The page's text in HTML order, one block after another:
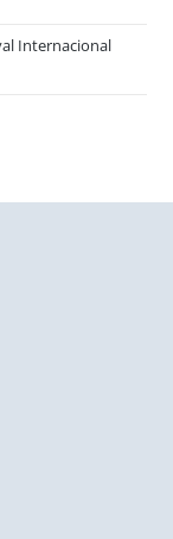
Internacional